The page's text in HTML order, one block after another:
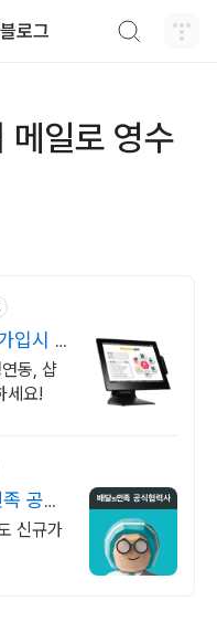
로그
메일로 영수
입시 1
동, 샵
세요!
공식
신규가